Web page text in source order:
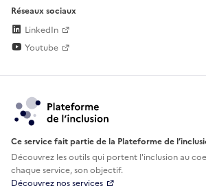
Réseaux sociaux
LinkedIn
Youtube
Ce service fait partie de la Plateforme de
Découvrez les outils qui portent l'inclusion au
chaque service, son objectif.
Découvrez nos services